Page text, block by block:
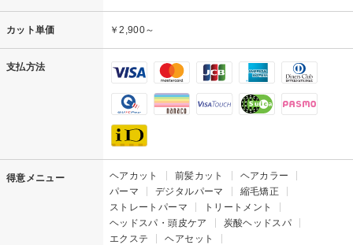
カット単価 ￥2,900～
支払方法
得意メニュー ヘアカット 前髪カット
ヘアカラー
パーマ
デジタルパーマ
縮毛矯正
ストレートパーマ
トリートメント
ヘッドスパ・頭皮ケア
炭酸ヘッドスパ
エクステ
ヘアセット